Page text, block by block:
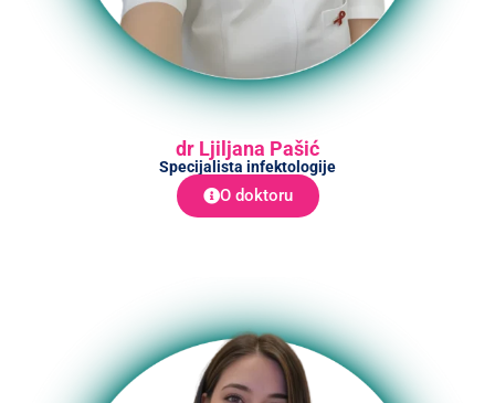
dr Ljiljana Pašić
Specijalista infektologije
O doktoru